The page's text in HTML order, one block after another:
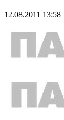
12.08.2011 13:58